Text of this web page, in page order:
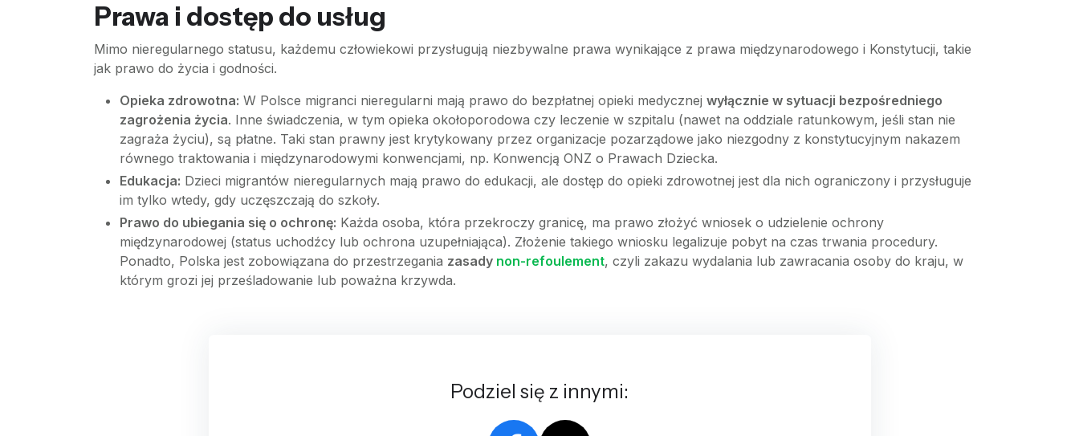
Prawa i dostęp do usług
Mimo nieregularnego statusu, każdemu człowiekowi przysługują niezbywalne prawa wynikające z prawa międzynarodowego i Konstytucji, takie
jak prawo do życia i godności.
Opieka zdrowotna: W Polsce migranci nieregularni mają prawo do bezpłatnej opieki medycznej wyłącznie w sytuacji bezpośredniego
zagrożenia życia. Inne świadczenia, w tym opieka okołoporodowa czy leczenie w szpitalu (nawet na oddziale ratunkowym, jeśli stan nie
zagraża życiu), są płatne. Taki stan prawny jest krytykowany przez organizacje pozarządowe jako niezgodny z konstytucyjnym nakazem
równego traktowania i międzynarodowymi konwencjami, np. Konwencją ONZ o Prawach Dziecka.
Edukacja: Dzieci migrantów nieregularnych mają prawo do edukacji, ale dostęp do opieki zdrowotnej jest dla nich ograniczony i przysługuje
im tylko wtedy, gdy uczęszczają do szkoły.
Prawo do ubiegania się o ochronę: Każda osoba, która przekroczy granicę, ma prawo złożyć wniosek o udzielenie ochrony
międzynarodowej (status uchodźcy lub ochrona uzupełniająca). Złożenie takiego wniosku legalizuje pobyt na czas trwania procedury.
Ponadto, Polska jest zobowiązana do przestrzegania zasady non-refoulement, czyli zakazu wydalania lub zawracania osoby do kraju, w
którym grozi jej prześladowanie lub poważna krzywda.
Podziel się z innymi: